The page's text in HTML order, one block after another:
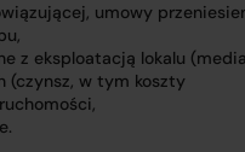
umowy
z eksploatacją lokalu
(czynsz, w tym koszty